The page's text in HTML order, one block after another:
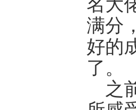
名大
满分
好的
了。
之